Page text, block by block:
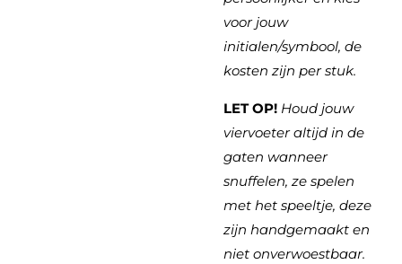
voor jouw
initialen/symbool, de
kosten zijn per stuk.
LET OP! Houd jouw
viervoeter altijd in de
gaten wanneer
snuffelen, ze spelen
met het speeltje, deze
zijn handgemaakt en
niet onverwoestbaar.